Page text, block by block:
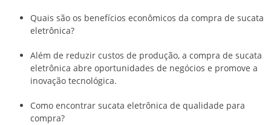
Quais são os benefícios econômicos da compra de sucata
eletrônica?
Além de reduzir custos de produção, a compra de sucata
eletrônica abre oportunidades de negócios e promove a
inovação tecnológica.
Como encontrar sucata eletrônica de qualidade para
compra?